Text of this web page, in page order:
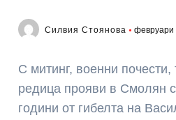
Силвия Стоянова февруари
С митинг, военни
редица прояви в Смолян
години от гибелта на